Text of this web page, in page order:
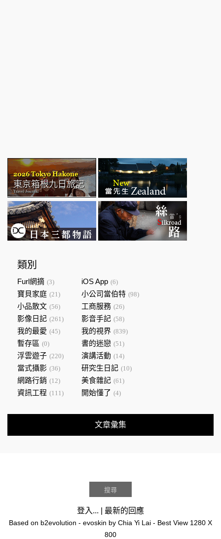
類別
Furl網摘 (3) iOS App (6)
寶貝家庭 (21) 小公司當伯特 (98)
小品散文 (56) 工商服務 (26)
影像日記 (261) 影音手記 (58)
我的最愛 (45) 我的視界 (839)
暫存區 (0) 書的迷戀 (51)
浮雲遊子 (220) 演講活動 (14)
當式攝影 (36) 研究生日記 (10)
網路行銷 (12) 美食雜記 (61)
資訊工程 (111) 開始懂了 (4)
文章彙集
登入... 最新的回應
Based on b2evolution - evoskin by Chia Yi Lai - Best View 1280 X
800